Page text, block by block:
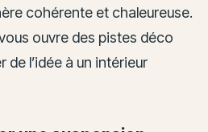
cohérente et chaleureuse.
ouvre des pistes déco
l’idée à un intérieur